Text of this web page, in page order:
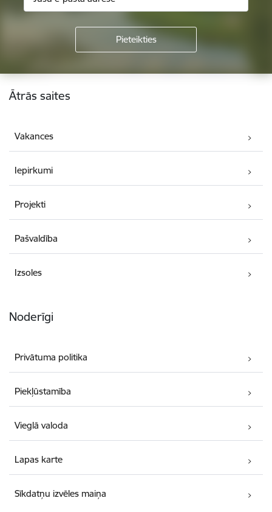
Kājene
Ātrās saites
Vakances
Iepirkumi
Projekti
Pašvaldība
Izsoles
Noderīgi
Privātuma politika
Piekļūstamība
Vieglā valoda
Lapas karte
Sīkdatņu izvēles maiņa